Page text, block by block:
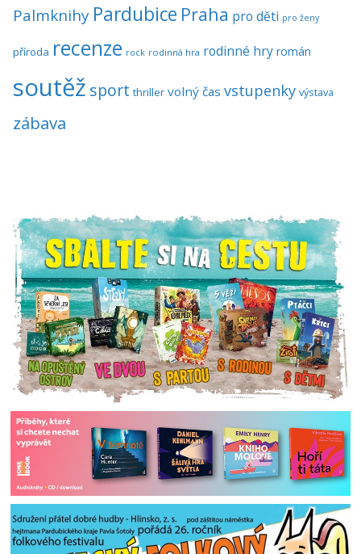
Palmknihy Pardubice Praha pro děti pro ženy
příroda recenze rock rodinná hra rodinné hry román
soutěž sport thriller volný čas vstupenky výstava
zábava